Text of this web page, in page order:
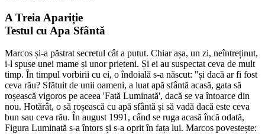
A Treia Apariție
Testul cu Apa Sfântă
Marcos și-a păstrat secretul cât a putut. Chiar așa, un zi, neîntreținut,
i-l spuse unei mame și unor prieteni. Și ei au suspectat ceva de mult
timp. În timpul vorbirii cu ei, o îndoială s-a născut: "și dacă ar fi fost
ceva rău? Sfătuit de unii oameni, a luat apă sfântă acasă, gata să
roșească vigoros pe aceea 'Fată Luminată', dacă se va întoarce din
nou. Hotărât, o să roșească cu apă sfântă și să vadă dacă este ceva
bun sau ceva rău. În august 1991, când se ruga acasă încă odată,
Figura Luminată s-a întors și s-a oprit în fața lui. Marcos povestește: